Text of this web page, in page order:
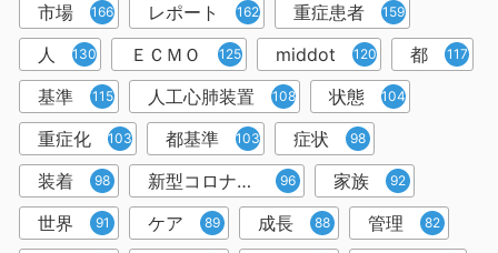
市場 166 レポート 162 重症患者 159
人 130 ＥＣＭＯ 125 middot 120 都 117
基準 115 人工心肺装置 108 状態 104
重症化 103 都基準 103 症状 98
装着 98 新型コロナウイルス 96 家族 92
世界 91 ケア 89 成長 88 管理 82